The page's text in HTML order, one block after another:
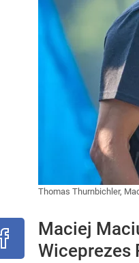
Thomas Thurnbichler,
Maciej
Wiceprezes